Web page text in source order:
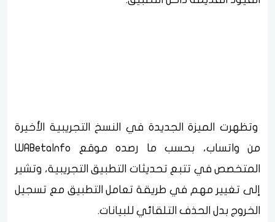
وتظهرت الميزة الجديدة في النسخ التجريبية الأخيرة
من واتساب، بحسب ما رصده موقع WABetaInfo
المتخصص في تتبع تحديثات التطبيق التجريبية، وتشير
إلى تغيير مهم في طريقة تعامل التطبيق مع تسجيل
الخروج بدل الحذف التلقائي للبيانات.